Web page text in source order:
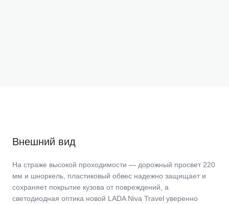
Внешний вид
На страже высокой проходимости — дорожный просвет 220
мм и шноркель, пластиковый обвес надежно защищает и
сохраняет покрытие кузова от повреждений, а
светодиодная оптика новой LADA Niva Travel уверенно